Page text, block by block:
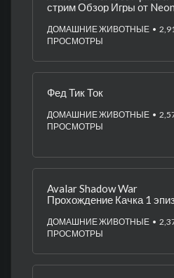
стрим ⁣Обзор Игры от Neon
Обман Тех работы)
ДОМАШНИЕ ЖИВОТНЫЕ •
ПРОСМОТРЫ
Фед Тик Ток
ДОМАШНИЕ ЖИВОТНЫЕ •
ПРОСМОТРЫ
Avalar Shadow War
Прохождение Качка 1
ДОМАШНИЕ ЖИВОТНЫЕ •
ПРОСМОТРЫ